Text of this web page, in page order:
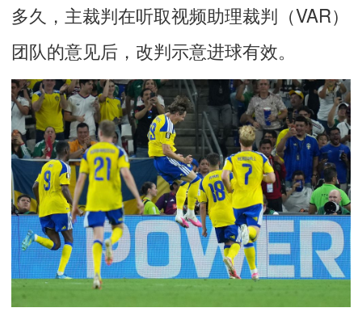
多久，主裁判在听取视频助理裁判（VAR）
团队的意见后，改判示意进球有效。